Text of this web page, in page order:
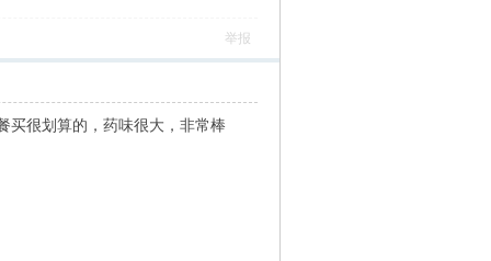
举报
买很划算的，药味很大，非常棒